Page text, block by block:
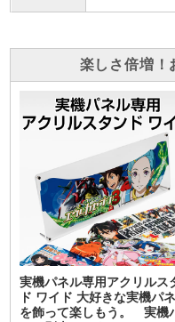
楽しさ倍増！
実機パネル専用アクリルス
ド ワイド 大好きな実機パ
を飾って楽しもう。 実機